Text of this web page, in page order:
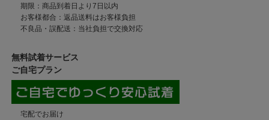
期限：商品到着日より7日以内
お客様都合：返品送料はお客様負担
不良品・誤配送：当社負担で交換対応
無料試着サービス
ご自宅プラン
宅配でお届け